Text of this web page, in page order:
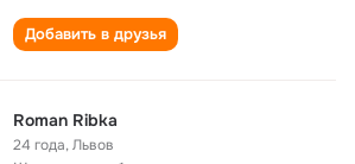
Добавить в друзья
Roman Ribka
24 года,Львов